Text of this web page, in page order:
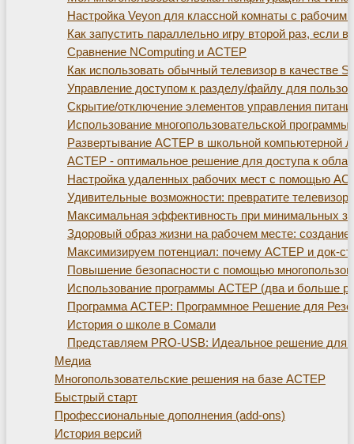
Настройка Veyon для классной комнаты с рабочим
Как запустить параллельно игру второй раз, если
Сравнение NComputing и АСТЕР
Как использовать обычный телевизор в качестве
Управление доступом к разделу/файлу для
Скрытие/отключение элементов управления
Использование многопользовательской
Развертывание АСТЕР в школьной компьютерной
АСТЕР - оптимальное решение для доступа к
Настройка удаленных рабочих мест с помощью
Удивительные возможности: превратите
Максимальная эффективность при минимальных
Здоровый образ жизни на рабочем месте: создание
Максимизируем потенциал: почему АСТЕР и док-
Повышение безопасности с помощью
Использование программы АСТЕР (два и больше
Программа АСТЕР: Программное Решение для
История о школе в Сомали
Представляем PRO-USB: Идеальное решение для
Медиа
Многопользовательские решения на базе АСТЕР
Быстрый старт
Профессиональные дополнения (add-ons)
История версий